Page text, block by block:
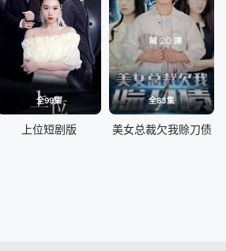
全99集
上位短剧版
全83集
美女总裁欠我赊刀债